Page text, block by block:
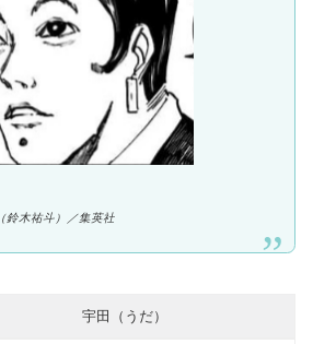
（鈴木祐斗）／集英社
宇田（うだ）